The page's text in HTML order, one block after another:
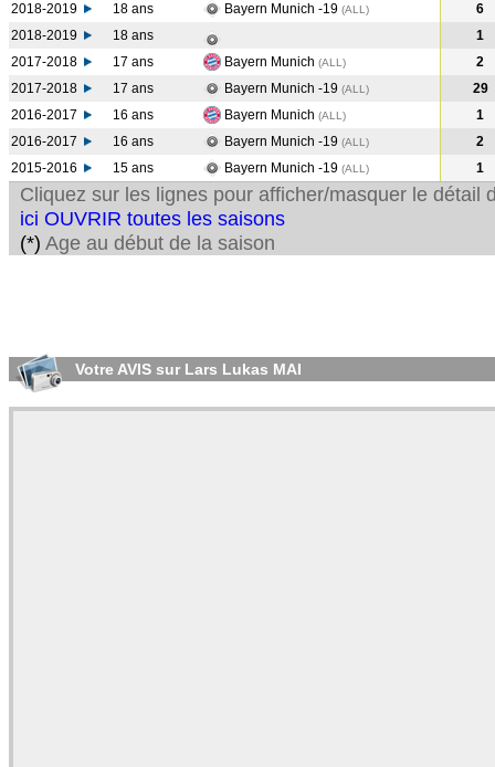
2018-2019
18 ans Bayern Munich -19 (ALL )
6
2018-2019
18 ans
1
2017-2018
17 ans Bayern Munich (ALL )
2
2017-2018
17 ans Bayern Munich -19 (ALL )
29
2016-2017
16 ans Bayern Munich (ALL )
1
2016-2017
16 ans Bayern Munich -19 (ALL )
2
2015-2016
15 ans Bayern Munich -19 (ALL ) 1
Cliquez sur les lignes pour afficher/masquer le détail
ici OUVRIR toutes les saisons
(*) Age au début de la saison
Votre AVIS sur Lars Lukas MAI